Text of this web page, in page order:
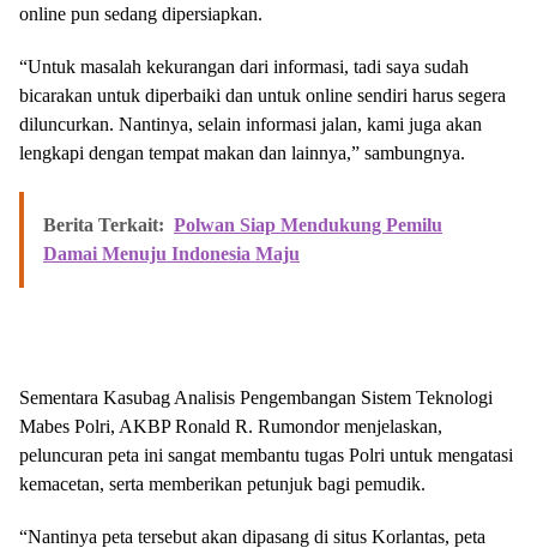
online pun sedang dipersiapkan.
“Untuk masalah kekurangan dari informasi, tadi saya sudah
bicarakan untuk diperbaiki dan untuk online sendiri harus segera
diluncurkan. Nantinya, selain informasi jalan, kami juga akan
lengkapi dengan tempat makan dan lainnya,” sambungnya.
Berita Terkait: Polwan Siap Mendukung Pemilu
Damai Menuju Indonesia Maju
Sementara Kasubag Analisis Pengembangan Sistem Teknologi
Mabes Polri, AKBP Ronald R. Rumondor menjelaskan,
peluncuran peta ini sangat membantu tugas Polri untuk mengatasi
kemacetan, serta memberikan petunjuk bagi pemudik.
“Nantinya peta tersebut akan dipasang di situs Korlantas, peta